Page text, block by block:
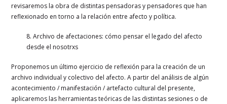
revisaremos la obra de distintas pensadoras y pensadores que han
reflexionado en torno a la relación entre afecto y política.
8. Archivo de afectaciones: cómo pensar el legado del afecto
desde el nosotrxs
Proponemos un último ejercicio de reflexión para la creación de un
archivo individual y colectivo del afecto. A partir del análisis de algún
acontecimiento / manifestación / artefacto cultural del presente,
aplicaremos las herramientas teóricas de las distintas sesiones o de